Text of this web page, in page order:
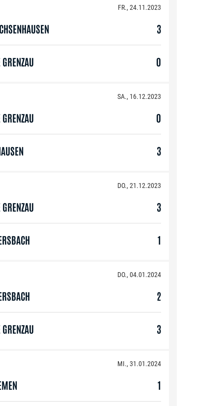
FR., 24.11.2023
3
0
SA., 16.12.2023
0
3
DO., 21.12.2023
3
1
DO., 04.01.2024
2
3
MI., 31.01.2024
1